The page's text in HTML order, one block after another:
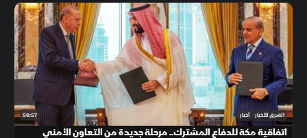
56:57 الشرق للأخبار أخبار
اتفاقية مكة للدفاع المشترك.. مرحلة جديدة من التعاون الأمني